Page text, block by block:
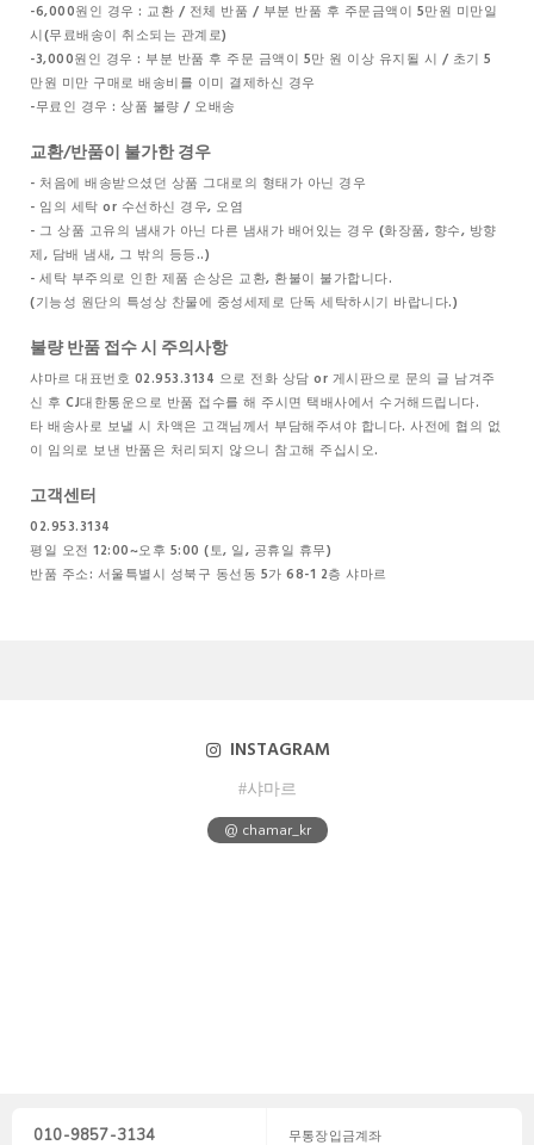
-6,000원인 경우 : 교환 / 전체 반품 / 부분 반품 후 주문금액이 5만원 미만일
시(무료배송이 취소되는 관계로)
-3,000원인 경우 : 부분 반품 후 주문 금액이 5만 원 이상 유지될 시 / 초기 5
만원 미만 구매로 배송비를 이미 결제하신 경우
-무료인 경우 : 상품 불량 / 오배송
교환/반품이 불가한 경우
- 처음에 배송받으셨던 상품 그대로의 형태가 아닌 경우
- 임의 세탁 or 수선하신 경우, 오염
- 그 상품 고유의 냄새가 아닌 다른 냄새가 배어있는 경우 (화장품, 향수, 방향
제, 담배 냄새, 그 밖의 등등..)
- 세탁 부주의로 인한 제품 손상은 교환, 환불이 불가합니다.
(기능성 원단의 특성상 찬물에 중성세제로 단독 세탁하시기 바랍니다.)
불량 반품 접수 시 주의사항
샤마르 대표번호 02.953.3134 으로 전화 상담 or 게시판으로 문의 글 남겨주
신 후 CJ대한통운으로 반품 접수를 해 주시면 택배사에서 수거해드립니다.
타 배송사로 보낼 시 차액은 고객님께서 부담해주셔야 합니다. 사전에 협의 없
이 임의로 보낸 반품은 처리되지 않으니 참고해 주십시오.
고객센터
02.953.3134
평일 오전 12:00~오후 5:00 (토, 일, 공휴일 휴무)
반품 주소: 서울특별시 성북구 동선동 5가 68-1 2층 샤마르
INSTAGRAM
#샤마르
@ chamar_kr
010-9857-3134 무통장입금계좌